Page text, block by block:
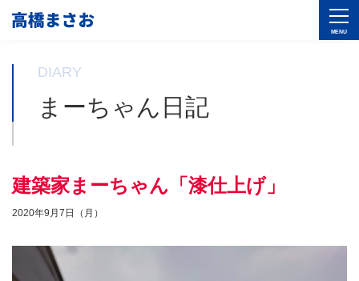
DIARY
まーちゃん日記
建築家まーちゃん「漆仕上げ」
2020年9月7日（月）